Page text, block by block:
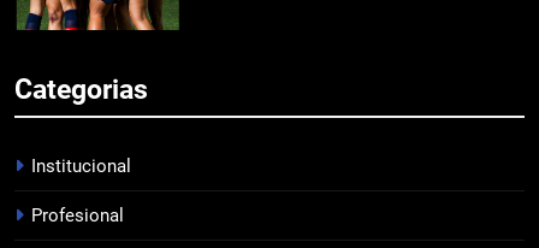
BIENVENIDO SUBIABRE
7
Categorias
Institucional
Profesional